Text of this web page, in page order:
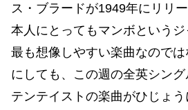
ス・ブラードが1949年にリリ
本人にとってもマンボというジ
最も想像しやすい楽曲なので
にしても、この週の全英シン
テンテイストの楽曲がひじょ